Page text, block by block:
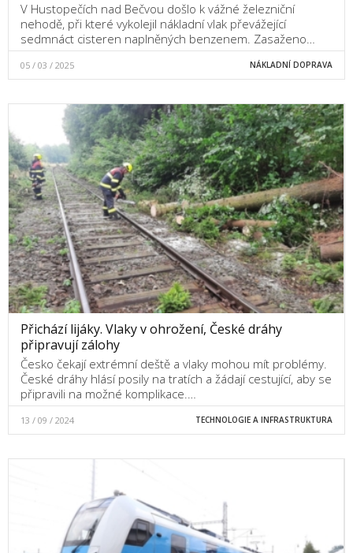
V Hustopečích nad Bečvou došlo k vážné železniční
nehodě, při které vykolejil nákladní vlak převážející
sedmnáct cisteren naplněných benzenem. Zasaženo…
05 / 03 / 2025 NÁKLADNÍ DOPRAVA
Přichází lijáky. Vlaky v ohrožení, České dráhy
připravují zálohy
Česko čekají extrémní deště a vlaky mohou mít problémy.
České dráhy hlásí posily na tratích a žádají cestující, aby se
připravili na možné komplikace.…
13 / 09 / 2024 TECHNOLOGIE A INFRASTRUKTURA